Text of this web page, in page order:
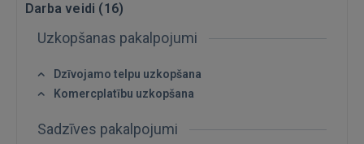
IENĀKT
Darba veidi (16)
Uzkopšanas pakalpojumi
Dzīvojamo telpu uzkopšana
Komercplatību uzkopšana
Sadzīves pakalpojumi